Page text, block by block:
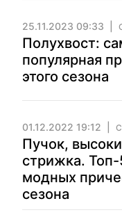
25.11.2023 09:33
Полухвост:
популярная
этого сезона
01.12.2022 19:12
Пучок,
стрижка.
модных
сезона